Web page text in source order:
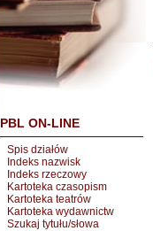
PBL ON-LINE
Spis działów
Indeks nazwisk
Indeks rzeczowy
Kartoteka czasopism
Kartoteka teatrów
Kartoteka wydawnictw
Szukaj tytułu/słowa